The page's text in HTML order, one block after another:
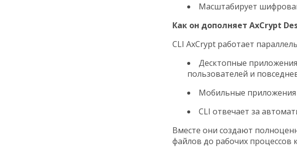
Масштабирует
Как он дополняет AxCrypt
CLI AxCrypt работает
Десктопные
пользователей и
Мобильные приложения
CLI отвечает за
Вместе они создают
файлов до рабочих процессов